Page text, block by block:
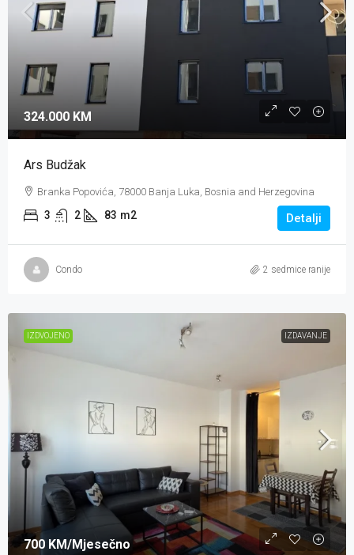
324.000 KM
Ars Budžak
Branka Popovića, 78000 Banja Luka, Bosnia and Herzegovina
3 2 83 m2 Detalji
Condo 2 sedmice ranije
IZDVOJENO IZDAVANJE
700 KM/Mjesečno